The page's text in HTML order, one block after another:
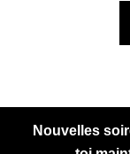
Nouvelles